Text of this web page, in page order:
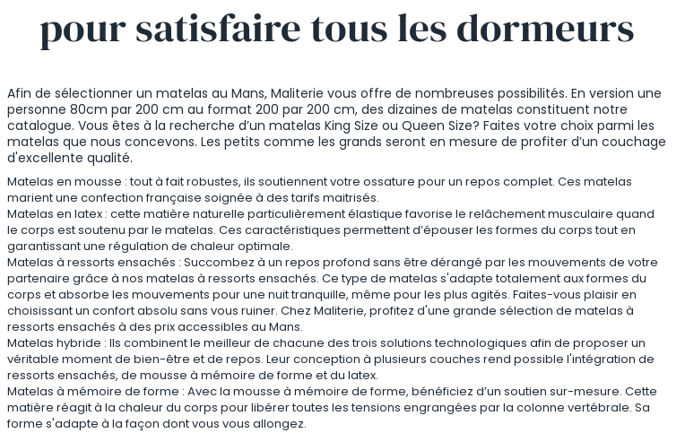
pour satisfaire tous les dormeurs
Afin de sélectionner un matelas au Mans, Maliterie vous offre de nombreuses possibilités. En version une
personne 80cm par 200 cm au format 200 par 200 cm, des dizaines de matelas constituent notre
catalogue. Vous êtes à la recherche d’un matelas King Size ou Queen Size? Faites votre choix parmi les
matelas que nous concevons. Les petits comme les grands seront en mesure de profiter d’un couchage
d'excellente qualité.
Matelas en mousse : tout à fait robustes, ils soutiennent votre ossature pour un repos complet. Ces matelas
marient une confection française soignée à des tarifs maitrisés.
Matelas en latex : cette matière naturelle particulièrement élastique favorise le relâchement musculaire quand
le corps est soutenu par le matelas. Ces caractéristiques permettent d’épouser les formes du corps tout en
garantissant une régulation de chaleur optimale.
Matelas à ressorts ensachés : Succombez à un repos profond sans être dérangé par les mouvements de votre
partenaire grâce à nos matelas à ressorts ensachés. Ce type de matelas s'adapte totalement aux formes du
corps et absorbe les mouvements pour une nuit tranquille, même pour les plus agités. Faites-vous plaisir en
choisissant un confort absolu sans vous ruiner. Chez Maliterie, profitez d'une grande sélection de matelas à
ressorts ensachés à des prix accessibles au Mans.
Matelas hybride : Ils combinent le meilleur de chacune des trois solutions technologiques afin de proposer un
véritable moment de bien-être et de repos. Leur conception à plusieurs couches rend possible l'intégration de
ressorts ensachés, de mousse à mémoire de forme et du latex.
Matelas à mémoire de forme : Avec la mousse à mémoire de forme, bénéficiez d’un soutien sur-mesure. Cette
matière réagit à la chaleur du corps pour libérer toutes les tensions engrangées par la colonne vertébrale. Sa
forme s'adapte à la façon dont vous vous allongez.